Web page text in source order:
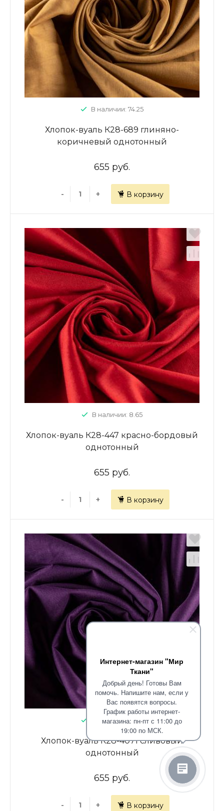
Интернет-магазин "Мир
Ткани"
Добрый день! Готовы Вам
помочь. Напишите нам, если у
Вас появятся вопросы.
График работы интернет-
магазина: пн-пт с 11:00 до
19:00 по МСК.
В наличии: 74.25
Хлопок-вуаль К28-689 глиняно-
коричневый однотонный
655 руб.
- + В корзину
В наличии: 8.65
Хлопок-вуаль К28-447 красно-бордовый
однотонный
655 руб.
- + В корзину
В наличии: 82.15
Хлопок-вуаль К28-4071 сливовый
однотонный
655 руб.
- + В корзину